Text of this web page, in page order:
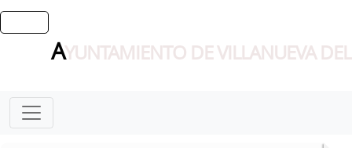
AYUNTAMIENTO DE VILLANUEVA